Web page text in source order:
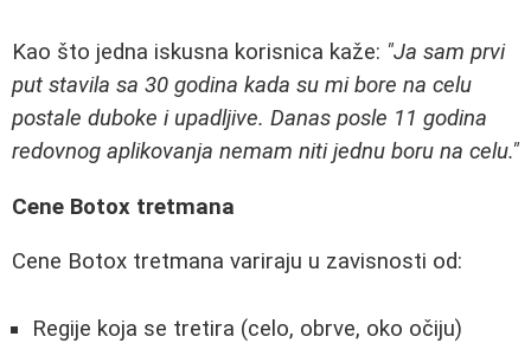
Kao što jedna iskusna korisnica kaže: "Ja sam prvi
put stavila sa 30 godina kada su mi bore na celu
postale duboke i upadljive. Danas posle 11 godina
redovnog aplikovanja nemam niti jednu boru na celu."
Cene Botox tretmana
Cene Botox tretmana variraju u zavisnosti od:
Regije koja se tretira (celo, obrve, oko očiju)